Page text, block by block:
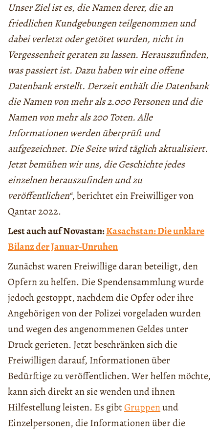
Unser Ziel ist es, die Namen derer, die an
friedlichen Kundgebungen teilgenommen und
dabei verletzt oder getötet wurden, nicht in
Vergessenheit geraten zu lassen. Herauszufinden,
was passiert ist. Dazu haben wir eine offene
Datenbank erstellt. Derzeit enthält die Datenbank
die Namen von mehr als 2.000 Personen und die
Namen von mehr als 200 Toten. Alle
Informationen werden überprüft und
aufgezeichnet. Die Seite wird täglich aktualisiert.
Jetzt bemühen wir uns, die Geschichte jedes
einzelnen herauszufinden und zu
veröffentlichen“, berichtet ein Freiwilliger von
Qantar 2022.
Lest auch auf Novastan:Kasachstan: Die unklare
Bilanz der Januar-Unruhen
Zunächst waren Freiwillige daran beteiligt, den
Opfern zu helfen. Die Spendensammlung wurde
jedoch gestoppt, nachdem die Opfer oder ihre
Angehörigen von der Polizei vorgeladen wurden
und wegen des angenommenen Geldes unter
Druck gerieten. Jetzt beschränken sich die
Freiwilligen darauf, Informationen über
Bedürftige zu veröffentlichen. Wer helfen möchte,
kann sich direkt an sie wenden und ihnen
Hilfestellung leisten. Es gibtGruppenund
Einzelpersonen, die Informationen über die